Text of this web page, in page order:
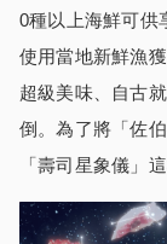
0種以上海鮮可供
使用當地新鮮漁
超級美味、自古
倒。為了將「佐
「壽司星象儀」